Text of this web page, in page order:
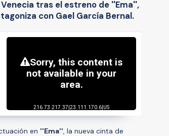
tras el estreno de ''Ema'',
con Gael García Bernal.
en ''Ema'', la nueva cinta de